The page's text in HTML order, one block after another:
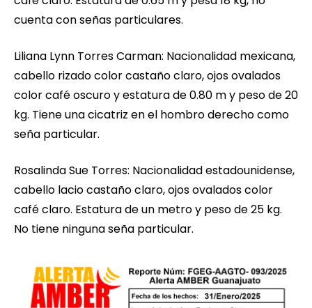
cuenta con señas particulares.
Liliana Lynn Torres Carman: Nacionalidad mexicana,
cabello rizado color castaño claro, ojos ovalados
color café oscuro y estatura de 0.80 m y peso de 20
kg. Tiene una cicatriz en el hombro derecho como
seña particular.
Rosalinda Sue Torres: Nacionalidad estadounidense,
cabello lacio castaño claro, ojos ovalados color
café claro. Estatura de un metro y peso de 25 kg.
No tiene ninguna seña particular.